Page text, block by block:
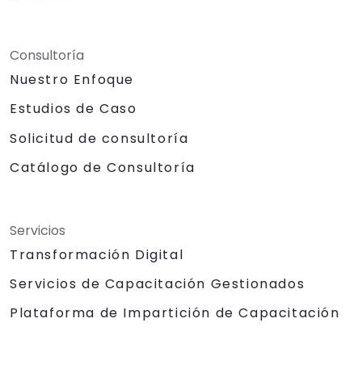
Consultoría
Nuestro Enfoque
Estudios de Caso
Solicitud de consultoría
Catálogo de Consultoría
Servicios
Transformación Digital
Servicios de Capacitación Gestionados
Plataforma de Impartición de Capacitación